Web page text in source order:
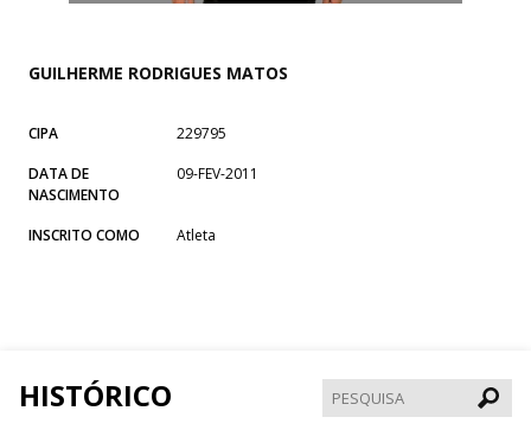
GUILHERME RODRIGUES MATOS
CIPA
229795
DATA DE
NASCIMENTO
09-FEV-2011
INSCRITO COMO Atleta
HISTÓRICO